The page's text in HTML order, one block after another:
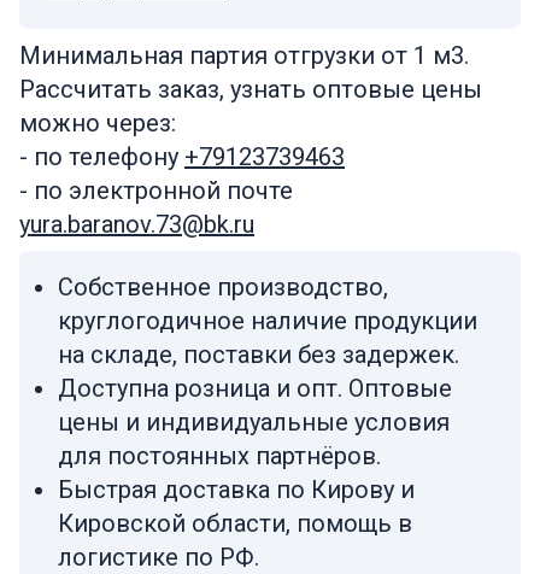
Минимальная партия отгрузки от 1 м3.
Рассчитать заказ, узнать оптовые цены
можно через:
- по телефону +79123739463
- по электронной почте
yura.baranov.73@bk.ru
Собственное производство,
круглогодичное наличие продукции
на складе, поставки без задержек.
Доступна розница и опт. Оптовые
цены и индивидуальные условия
для постоянных партнёров.
Быстрая доставка по Кирову и
Кировской области, помощь в
логистике по РФ.